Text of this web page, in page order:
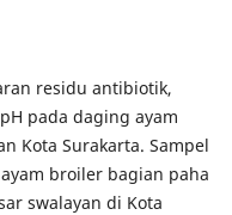
residu antibiotik,
pada daging ayam
Kota Surakarta. Sampel
broiler bagian paha
swalayan di Kota